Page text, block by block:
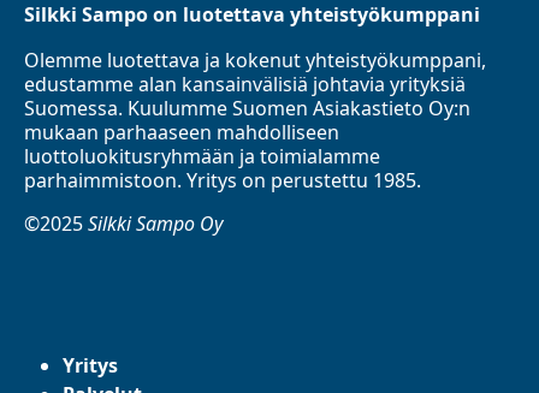
Silkki Sampo on luotettava yhteistyökumppani
Olemme luotettava ja kokenut yhteistyökumppani,
edustamme alan kansainvälisiä johtavia yrityksiä
Suomessa. Kuulumme Suomen Asiakastieto Oy:n
mukaan parhaaseen mahdolliseen
luottoluokitusryhmään ja toimialamme
parhaimmistoon. Yritys on perustettu 1985.
©2025Silkki Sampo Oy
Yritys